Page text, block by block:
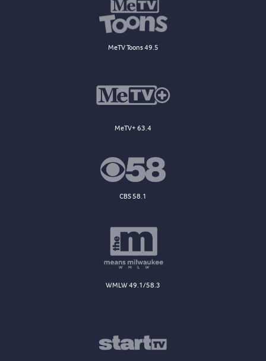
MeTV Toons 49.5
MeTV+ 63.4
CBS 58.1
WMLW 49.1/58.3